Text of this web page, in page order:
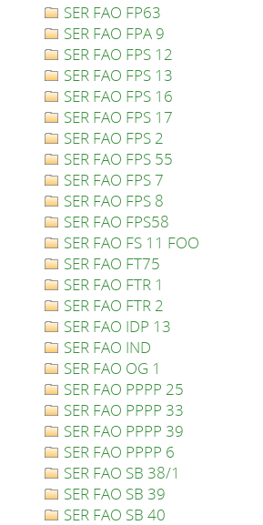
SER FAO FP63
SER FAO FPA 9
SER FAO FPS 12
SER FAO FPS 13
SER FAO FPS 16
SER FAO FPS 17
SER FAO FPS 2
SER FAO FPS 55
SER FAO FPS 7
SER FAO FPS 8
SER FAO FPS58
SER FAO FS 11 FOO
SER FAO FT75
SER FAO FTR 1
SER FAO FTR 2
SER FAO IDP 13
SER FAO IND
SER FAO OG 1
SER FAO PPPP 25
SER FAO PPPP 33
SER FAO PPPP 39
SER FAO PPPP 6
SER FAO SB 38/1
SER FAO SB 39
SER FAO SB 40